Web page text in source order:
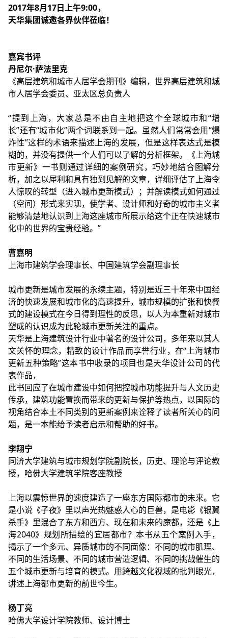
2017年8月17日上午9:00，
天华集团诚邀各界伙伴莅临！
嘉宾书评
丹尼尔·萨法里克
《高层建筑和城市人居学会期刊》编辑，世界高层建筑和城
市人居学会委员、亚太区总负责人
“提到上海，大家总是不由自主地把这个全球城市和“增
长”还有“城市化”两个词联系到一起。虽然人们常常会用“爆
炸性”这样的术语来描述上海的发展，但是这样表达式是模
糊的，并没有提供一个人们可以了解的分析框架。《上海城
市更新》一书则通过详细的案例研究，巧妙地结合图解分
析，加之以犀利和具有独到见解的文章，详细评估了上海令
人惊叹的转型（进入城市更新模式）；并解读模式如何通过
（空间）形式来实现，使学者、设计师和好奇的城市主义者
能够清楚地认识到上海这座城市所展示给这个正在快速城市
化中的世界的宝贵经验。”
曹嘉明
上海市建筑学会理事长、中国建筑学会副理事长
城市更新是城市发展的永续主题，特别是近三十年来中国经
济的快速发展和城市化的高速提升，城市规模的扩张和快餐
式的建设模式在今日得到理性的反思，以人为本重新对城市
塑成的认识成为此轮城市更新关注的重点。
天华是上海建筑设计行业中著名的设计公司，多年来以其人
文关怀的理念，精致的设计作品而享誉行业，在“上海城市
更新五种策略”这本书中收录的项目也是天华设计公司的代
表作品，
此书回应了在城市建设中如何把控城市功能提升与人文历史
传承，建筑功能置换而带来的更新与保护等热点，以国际的
视角结合本土不同类别的更新案例来诠释了读者所关心的问
题，是一本能给予读者启示和帮助的好书。
李翔宁
同济大学建筑与城市规划学院副院长，历史、理论与评论教
授，哈佛大学建筑学院客座教授
上海以震惊世界的速度建造了一座东方国际都市的未来。它
是小说《子夜》里以声光热魅惑人心的巨兽，是电影《银翼
杀手》里混合了东方和西方、现在和未来的魔都，还是《上
海2040》规划所描绘的宜居都市？本书从五个案例入手，
揭示了一个多元、异质城市的不同面像：不同的城市肌理、
不同的生活场景、不同的城市营造逻辑、不同的挑战催生的
五个城市更新与培育的模式。用跨越文化视域的批判眼光，
讲述上海都市更新的前世今生。
杨丁亮
哈佛大学设计学院教师、设计博士